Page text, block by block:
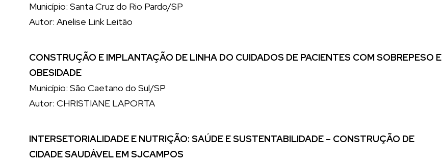
Município: Santa Cruz do Rio Pardo/SP
Autor: Anelise Link Leitão
CONSTRUÇÃO E IMPLANTAÇÃO DE LINHA DO CUIDADOS DE PACIENTES COM SOBREPESO E
OBESIDADE
Município: São Caetano do Sul/SP
Autor: CHRISTIANE LAPORTA
INTERSETORIALIDADE E NUTRIÇÃO: SAÚDE E SUSTENTABILIDADE – CONSTRUÇÃO DE
CIDADE SAUDÁVEL EM SJCAMPOS